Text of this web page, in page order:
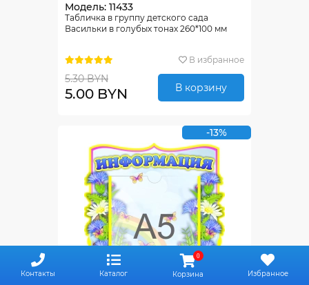
Контакты Каталог
0
Корзина Избранное
Модель: 11433
Табличка в группу детского сада
Васильки в голубых тонах 260*100 мм
В избранное
5.30 BYN
5.00 BYN В корзину
-13%